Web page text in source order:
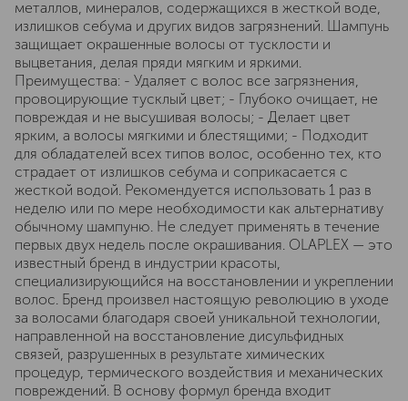
металлов, минералов, содержащихся в жесткой воде,
излишков себума и других видов загрязнений. Шампунь
защищает окрашенные волосы от тусклости и
выцветания, делая пряди мягким и яркими.
Преимущества: - Удаляет с волос все загрязнения,
провоцирующие тусклый цвет; - Глубоко очищает, не
повреждая и не высушивая волосы; - Делает цвет
ярким, а волосы мягкими и блестящими; - Подходит
для обладателей всех типов волос, особенно тех, кто
страдает от излишков себума и соприкасается с
жесткой водой. Рекомендуется использовать 1 раз в
неделю или по мере необходимости как альтернативу
обычному шампуню. Не следует применять в течение
первых двух недель после окрашивания. OLAPLEX — это
известный бренд в индустрии красоты,
специализирующийся на восстановлении и укреплении
волос. Бренд произвел настоящую революцию в уходе
за волосами благодаря своей уникальной технологии,
направленной на восстановление дисульфидных
связей, разрушенных в результате химических
процедур, термического воздействия и механических
повреждений. В основу формул бренда входит